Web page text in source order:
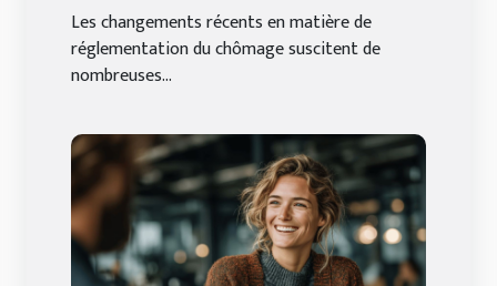
indépendants ?
Les changements récents en matière de
réglementation du chômage suscitent de
nombreuses...